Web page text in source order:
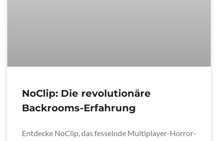
NoClip: Die revolutionäre
Backrooms-Erfahrung
Entdecke NoClip, das fesselnde Multiplayer-Horror-